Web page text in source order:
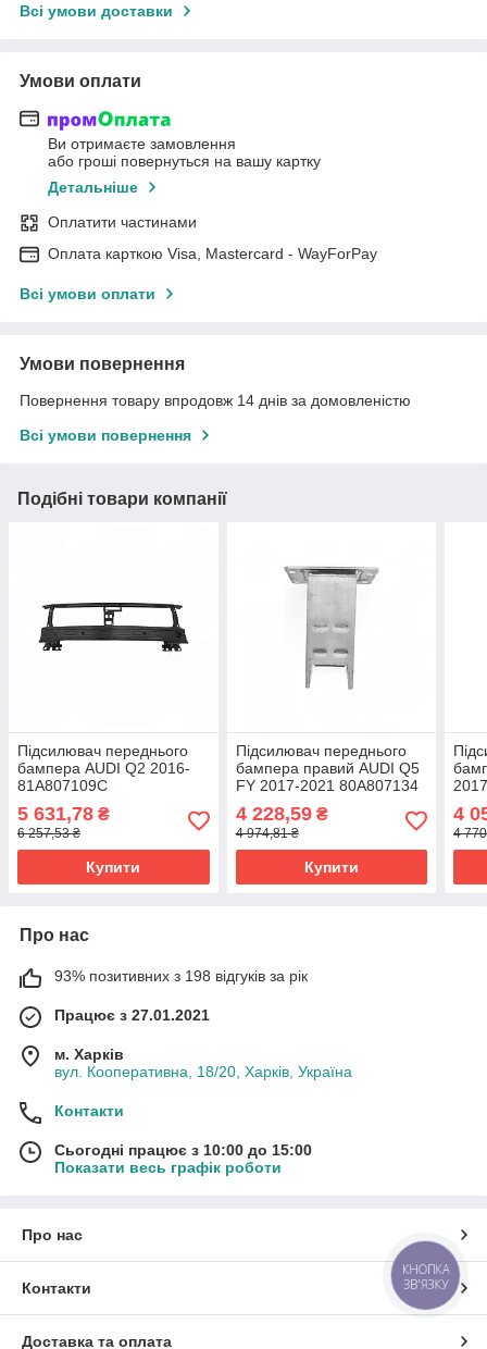
Всі умови доставки
Умови оплати
Ви отримаєте замовлення
або гроші повернуться на вашу картку
Детальніше
Оплатити частинами
Оплата карткою Visa, Mastercard - WayForPay
Всі умови оплати
Умови повернення
Повернення товару впродовж 14 днів за домовленістю
Всі умови повернення
Подібні товари компанії
Підсилювач переднього
бампера AUDI Q2 2016-
81A807109C
5 631,78 ₴
6 257,53 ₴
Купити
Підсилювач переднього
бампера правий AUDI Q5
FY 2017-2021 80A807134
4 228,59₴
4 974,81 ₴
Купити
4
4
Про нас
93% позитивних з 198 відгуків за рік
Працює з 27.01.2021
м. Харків
вул. Кооперативна, 18/20, Харків, Україна
Контакти
Сьогодні працює з 10:00 до 15:00
Показати весь графік роботи
Про нас
Контакти
Доставка та оплата
КНОПКА
ЗВ'ЯЗКУ